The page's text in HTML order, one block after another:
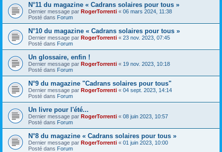
N°11 du magazine « Cadrans solaires pour tous »
Dernier message par RogerTorrenti « 06 mars 2024, 11:38
Posté dans Forum
N°10 du magazine « Cadrans solaires pour tous »
Dernier message par RogerTorrenti « 23 nov. 2023, 07:45
Posté dans Forum
Un glossaire, enfin !
Dernier message par RogerTorrenti « 19 nov. 2023, 10:18
Posté dans Forum
N°9 du magazine "Cadrans solaires pour tous"
Dernier message par RogerTorrenti « 04 sept. 2023, 14:14
Posté dans Forum
Un livre pour l'été...
Dernier message par RogerTorrenti « 08 juin 2023, 10:57
Posté dans Forum
N°8 du magazine « Cadrans solaires pour tous »
Dernier message par RogerTorrenti « 01 juin 2023, 10:00
Posté dans Forum